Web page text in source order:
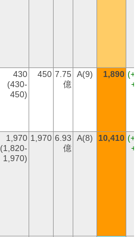
430
(430-
450)
450 7.75
億
A(9) 1,890
1,970
(1,820-
1,970)
1,970 6.93
億
A(8) 10,410